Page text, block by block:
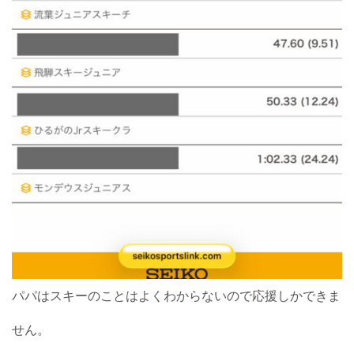
パパはスキーのことはよくわからないので応援しかできま
せん。